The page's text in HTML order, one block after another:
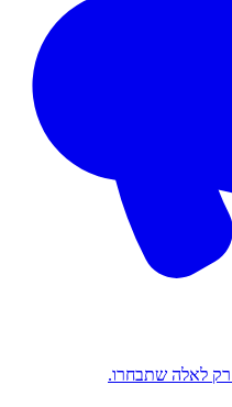
רק לאלה שתבחרו.